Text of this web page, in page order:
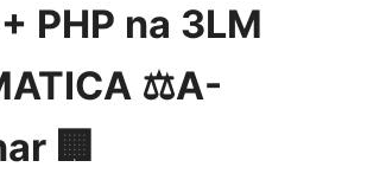
PHP na 3LM
⚖️A-
🏢